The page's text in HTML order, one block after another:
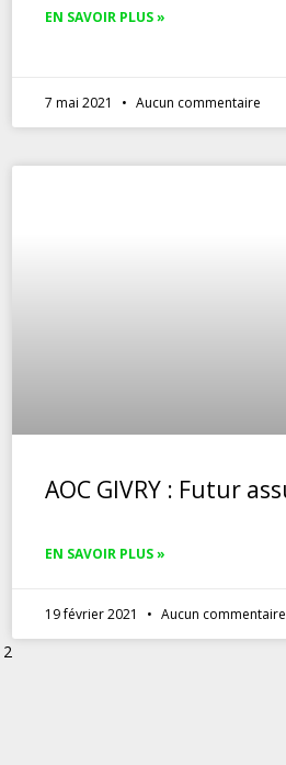
EN SAVOIR PLUS »
7 mai 2021 Aucun commentaire
AOC GIVRY : Futur
EN SAVOIR PLUS »
19 février 2021 Aucun commentaire
2